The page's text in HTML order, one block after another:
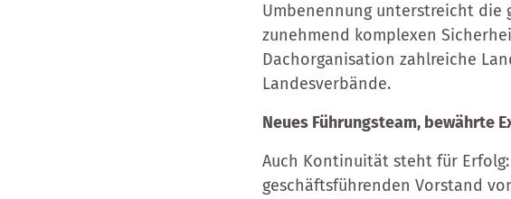
Umbenennung unterstreicht die
zunehmend komplexen
Dachorganisation zahlreiche
Landesverbände.
Neues Führungsteam, bewährte
Auch Kontinuität steht für
geschäftsführenden Vorstand